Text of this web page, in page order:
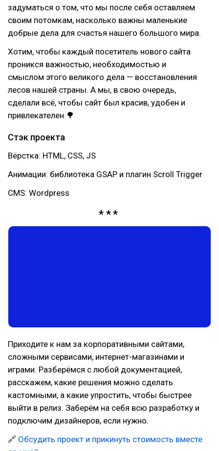
задуматься о том, что мы после себя оставляем
своим потомкам, насколько важны маленькие
добрые дела для счастья нашего большого мира.
Хотим, чтобы каждый посетитель нового сайта
проникся важностью, необходимостью и
смыслом этого великого дела — восстановления
лесов нашей страны. А мы, в свою очередь,
сделали всё, чтобы сайт был красив, удобен и
привлекателен 🌳
Стэк проекта
Вёрстка: HTML, CSS, JS
Анимации: библиотека GSAP и плагин Scroll Trigger
CMS: Wordpress
Приходите к нам за корпоративными сайтами,
сложными сервисами, интернет-магазинами и
играми. Разберёмся с любой документацией,
расскажем, какие решения можно сделать
кастомными, а какие упростить, чтобы быстрее
выйти в релиз. Заберём на себя всю разработку и
подключим дизайнеров, если нужно.
🔗 Обсудить проект и прикинуть стоимость вместе